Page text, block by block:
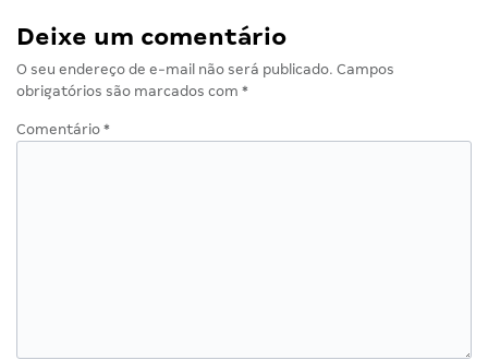
Deixe um comentário
O seu endereço de e-mail não será publicado. Campos
obrigatórios são marcados com *
Comentário *